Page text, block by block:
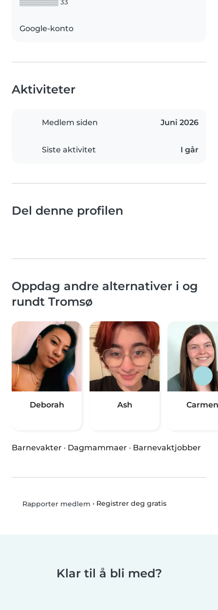
▒▒▒▒▒▒▒▒ 33
Google-konto
Aktiviteter
Medlem siden Juni 2026
Siste aktivitet I går
Del denne profilen
Oppdag andre alternativer i og
rundt Tromsø
Deborah Ash Carmen
Barnevakter · Dagmammaer · Barnevaktjobber
Rapporter medlem • Registrer deg gratis
Klar til å bli med?